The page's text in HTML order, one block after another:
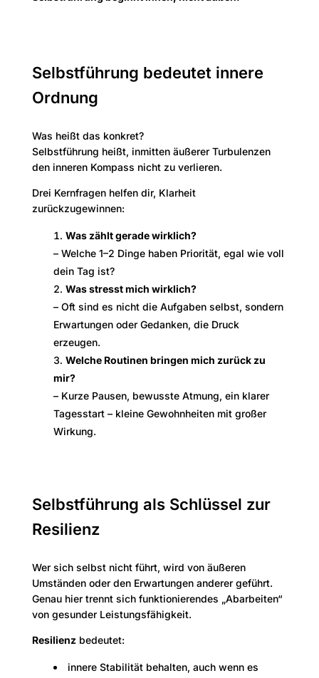
Selbstführung bedeutet innere
Ordnung
Was heißt das konkret?
Selbstführung heißt, inmitten äußerer Turbulenzen
den inneren Kompass nicht zu verlieren.
Drei Kernfragen helfen dir, Klarheit
zurückzugewinnen:
Was zählt gerade wirklich?
– Welche 1–2 Dinge haben Priorität, egal wie voll
dein Tag ist?
Was stresst mich wirklich?
– Oft sind es nicht die Aufgaben selbst, sondern
Erwartungen oder Gedanken, die Druck
erzeugen.
Welche Routinen bringen mich zurück zu
mir?
– Kurze Pausen, bewusste Atmung, ein klarer
Tagesstart – kleine Gewohnheiten mit großer
Wirkung.
Selbstführung als Schlüssel zur
Resilienz
Wer sich selbst nicht führt, wird von äußeren
Umständen oder den Erwartungen anderer geführt.
Genau hier trennt sich funktionierendes „Abarbeiten“
von gesunder Leistungsfähigkeit.
Resilienzbedeutet:
innere Stabilität behalten, auch wenn es